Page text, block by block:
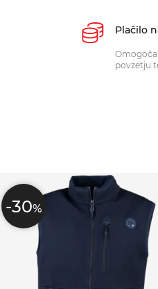
Plačilo
povzetju
-30%